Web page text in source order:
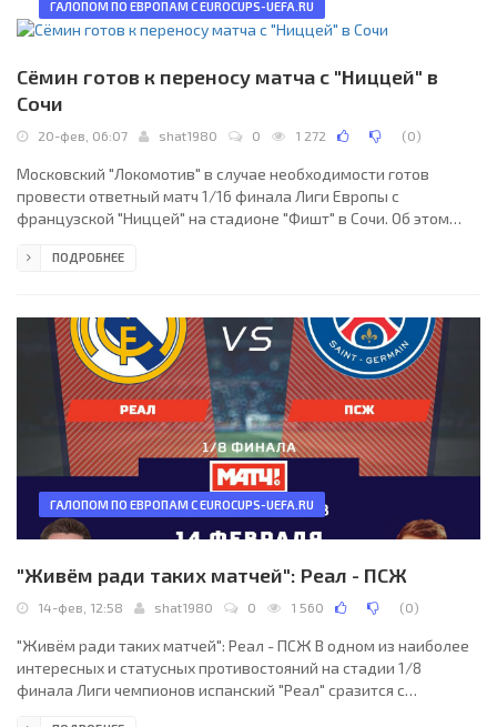
Теперь это же постараются сделать и мюнхенцы. Но не нужно
забывать о том, что турков считали аутсайдером и на
ГАЛОПОМ ПО ЕВРОПАМ С EUROCUPS-UEFA.RU
Сёмин готов к переносу матча с "Ниццей" в
Сочи
20-фев, 06:07 shat1980 0 1 272 (0)
Московский "Локомотив" в случае необходимости готов
провести ответный матч 1/16 финала Лиги Европы с
французской "Ниццей" на стадионе "Фишт" в Сочи. Об этом
ПОДРОБНЕЕ
ГАЛОПОМ ПО ЕВРОПАМ С EUROCUPS-UEFA.RU
"Живём ради таких матчей": Реал - ПСЖ
14-фев, 12:58 shat1980 0 1 560 (0)
"Живём ради таких матчей": Реал - ПСЖ В одном из наиболее
интересных и статусных противостояний на стадии 1/8
финала Лиги чемпионов испанский "Реал" сразится с